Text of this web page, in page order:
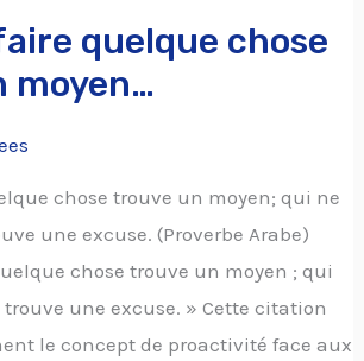
quelque chose
moyen…
chose trouve un moyen; qui ne
une excuse. (Proverbe Arabe)
chose trouve un moyen ; qui
une excuse. » Cette citation
le concept de proactivité face aux